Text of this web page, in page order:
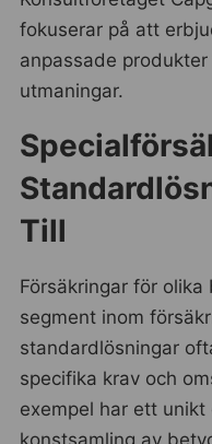
fokuserar på att
anpassade
utmaningar.
Till
Försäkringar för
segment inom
standardlösningar
specifika krav och
exempel har ett